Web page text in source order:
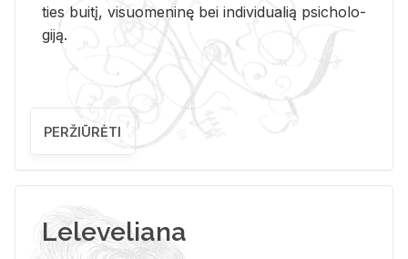
ties bui­tį, vi­suo­me­ni­nę bei in­di­vi­dua­lią psi­cho­lo­
gi­ją.
PERŽIŪRĖTI
Leleveliana